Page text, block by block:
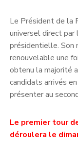
Le Président de la
universel direct par
présidentielle. Son
renouvelable une
obtenu la majorité
candidats arrivés
présenter au
Le premier tour
déroulera le